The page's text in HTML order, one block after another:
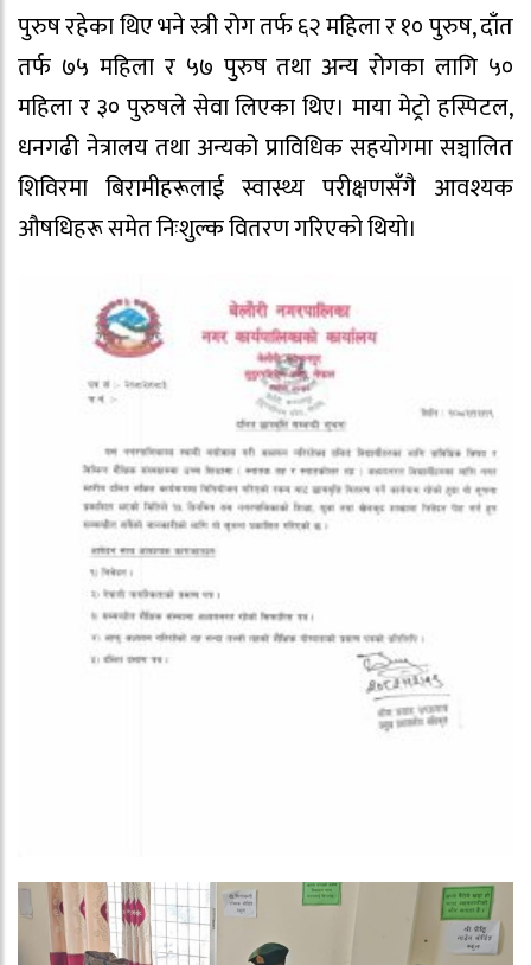
पुरुष रहेका थिए भने स्त्री रोग तर्फ ६२ महिला र १० पुरुष, दाँत
तर्फ ७५ महिला र ५७ पुरुष तथा अन्य रोगका लागि ५०
महिला र ३० पुरुषले सेवा लिएका थिए। माया मेट्रो हस्पिटल,
धनगढी नेत्रालय तथा अन्यको प्राविधिक सहयोगमा सञ्चालित
शिविरमा बिरामीहरूलाई स्वास्थ्य परीक्षणसँगै आवश्यक
औषधिहरू समेत निःशुल्क वितरण गरिएको थियो।